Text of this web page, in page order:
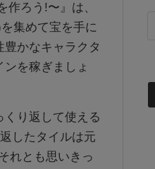
ろう!〜』は、
集めて宝を手に
かなキャラクタ
を稼ぎましょ
り返して使える
したタイルは元
れとも思いきっ